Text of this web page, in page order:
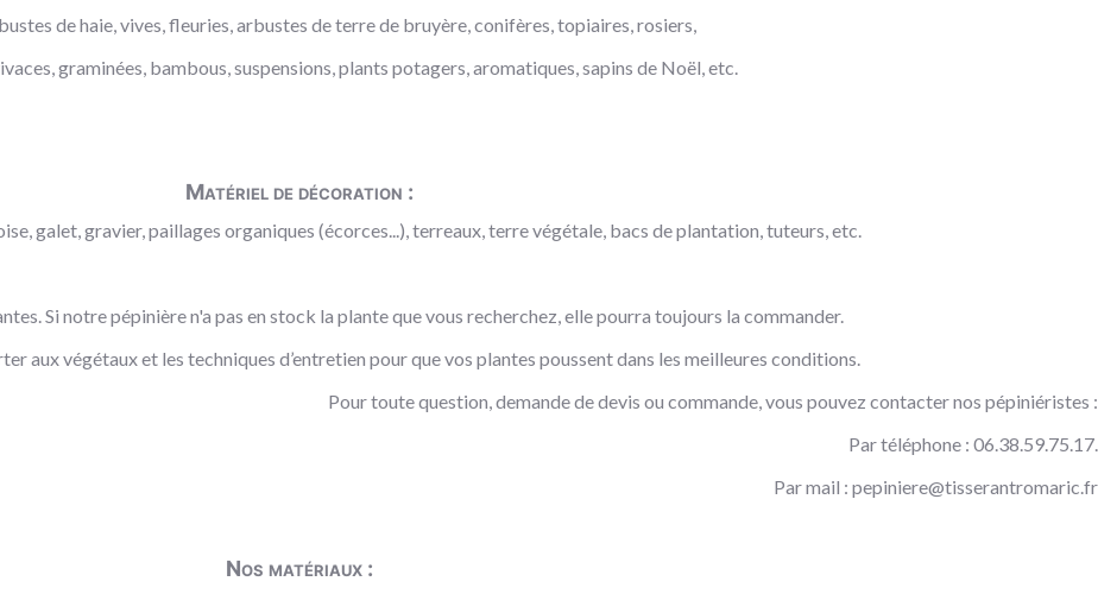
de haie, vives, fleuries, arbustes de terre de bruyère, conifères, topiaires, rosiers,
graminées, bambous, suspensions, plants potagers, aromatiques, sapins de Noël, etc.
Matériel de décoration :
galet, gravier, paillages organiques (écorces...), terreaux, terre végétale, bacs de plantation, tuteurs, etc.
Si notre pépinière n'a pas en stock la plante que vous recherchez, elle pourra toujours la commander.
aux végétaux et les techniques d’entretien pour que vos plantes poussent dans les meilleures conditions.
Pour toute question, demande de devis ou commande, vous pouvez contacter nos pépiniéristes :
Par téléphone : 06.38.59.75.17.
Par mail : pepiniere@tisserantromaric.fr
Nos matériaux :